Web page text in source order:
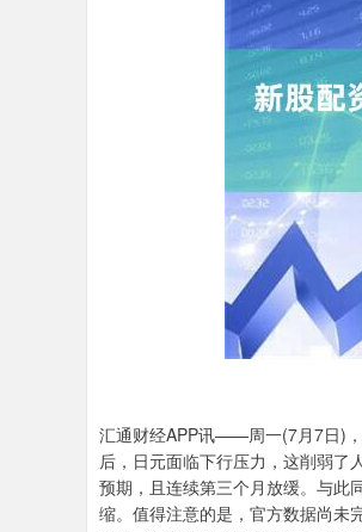
汇通财经APP讯——周一(7月7日)
后，日元面临下行压力，这削弱了
预期，且连续第三个月放缓。与此
缩。值得注意的是，官方数据尚未